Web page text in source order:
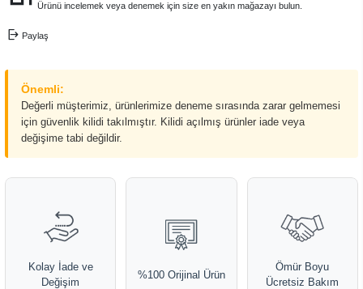
Ürünü incelemek veya denemek için size en yakın mağazayı bulun.
Paylaş
Önemli:
Değerli müşterimiz, ürünlerimize deneme sırasında zarar gelmemesi
için güvenlik kilidi takılmıştır. Kilidi açılmış ürünler iade veya
değişime tabi değildir.
Kolay İade ve
Değişim
%100 Orijinal Ürün
Ömür Boyu
Ücretsiz Bakım